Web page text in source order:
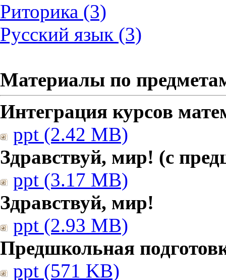
Риторика (3)
Русский язык (3)
Материалы по
Интеграция курсов
ppt (2.42 MB)
Здравствуй, мир! (с
ppt (3.17 MB)
Здравствуй, мир!
ppt (2.93 MB)
Предшкольная
ppt (571 KB)